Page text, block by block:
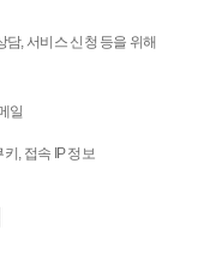
담, 서비스 신청 등을 위해
일
, 접속 IP 정보